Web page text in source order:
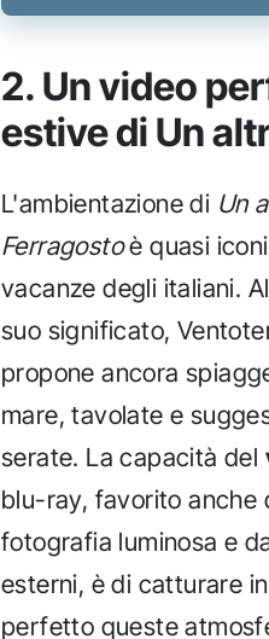
2. Un video
estive di Un
L'ambientazione di Un
Ferragostoè quasi
vacanze degli italiani.
suo significato,
propone ancora
mare, tavolate e
serate. La capacità del
blu-ray, favorito anche
fotografia luminosa e
esterni, è di catturare
perfetto queste